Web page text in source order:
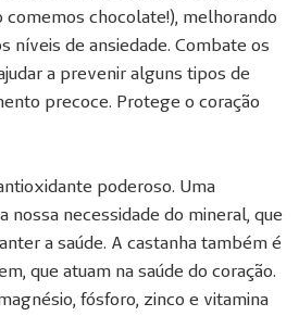
comemos chocolate!), melhorando
níveis de ansiedade. Combate os
a prevenir alguns tipos de
precoce. Protege o coração
poderoso. Uma
nossa necessidade do mineral, que
a saúde. A castanha também é
que atuam na saúde do coração.
fósforo, zinco e vitamina